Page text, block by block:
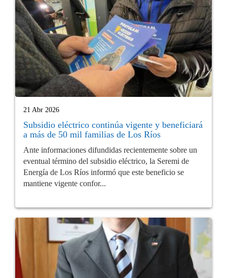
21 Abr 2026
Subsidio eléctrico continúa vigente y beneficiará
a más de 50 mil familias de Los Ríos
Ante informaciones difundidas recientemente sobre un
eventual término del subsidio eléctrico, la Seremi de
Energía de Los Ríos informó que este beneficio se
mantiene vigente confor...